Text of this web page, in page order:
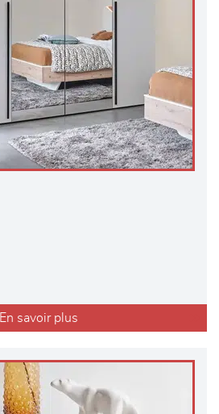
En savoir plus